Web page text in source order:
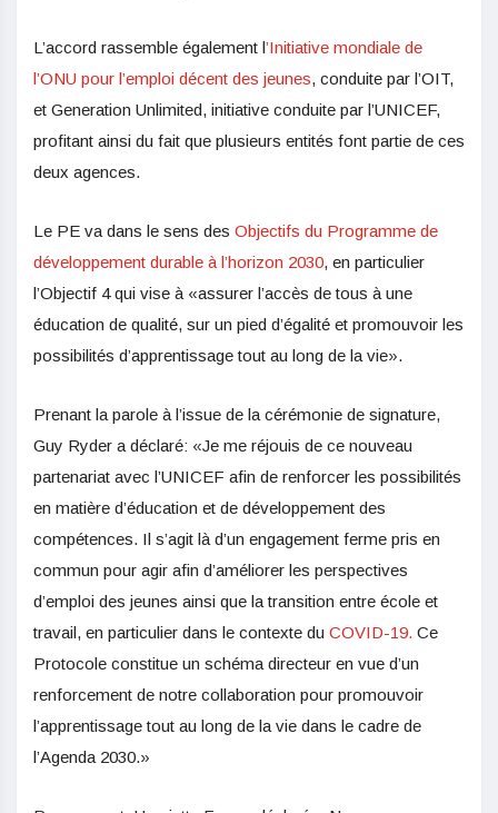
L’accord rassemble également l’Initiative mondiale de
l’ONU pour l’emploi décent des jeunes, conduite par l’OIT,
et Generation Unlimited, initiative conduite par l’UNICEF,
profitant ainsi du fait que plusieurs entités font partie de ces
deux agences.
Le PE va dans le sens des Objectifs du Programme de
développement durable à l’horizon 2030, en particulier
l’Objectif 4 qui vise à «assurer l’accès de tous à une
éducation de qualité, sur un pied d’égalité et promouvoir les
possibilités d’apprentissage tout au long de la vie».
Prenant la parole à l’issue de la cérémonie de signature,
Guy Ryder a déclaré: «Je me réjouis de ce nouveau
partenariat avec l’UNICEF afin de renforcer les possibilités
en matière d’éducation et de développement des
compétences. Il s’agit là d’un engagement ferme pris en
commun pour agir afin d’améliorer les perspectives
d’emploi des jeunes ainsi que la transition entre école et
travail, en particulier dans le contexte du COVID-19. Ce
Protocole constitue un schéma directeur en vue d’un
renforcement de notre collaboration pour promouvoir
l’apprentissage tout au long de la vie dans le cadre de
l’Agenda 2030.»